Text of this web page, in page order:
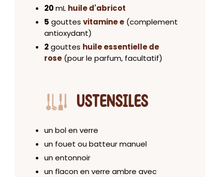
20mL huile d'abricot
5 gouttes vitamine e (complement
antioxydant)
2gouttes huile essentielle de
rose (pour le parfum, facultatif)
USTENSILES
un bol en verre
un fouet ou batteur manuel
un entonnoir
un flacon en verre ambre avec